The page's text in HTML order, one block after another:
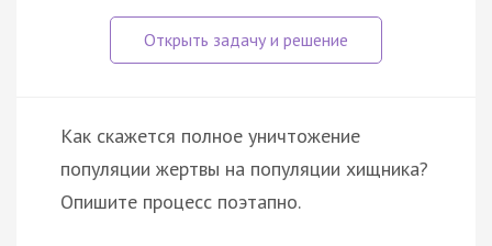
Как скажется полное уничтожение
популяции жертвы на популяции хищника?
Опишите процесс поэтапно.